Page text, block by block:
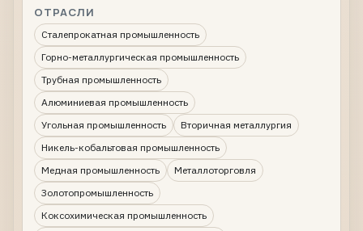
ОТРАСЛИ
Сталепрокатная промышленность
Горно-металлургическая промышленность
Трубная промышленность
Алюминиевая промышленность
Угольная промышленность
Вторичная металлургия
Никель-кобальтовая промышленность
Медная промышленность
Металлоторговля
Золотопромышленность
Коксохимическая промышленность